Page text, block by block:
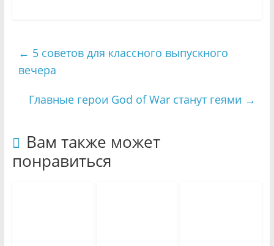
← 5 советов для классного выпускного
вечера
Главные герои God of War станут геями →
Вам также может
понравиться